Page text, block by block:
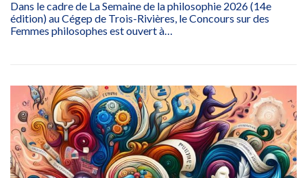
Dans le cadre de La Semaine de la philosophie 2026 (14e
édition) au Cégep de Trois-Rivières, le Concours sur des
Femmes philosophes est ouvert à…